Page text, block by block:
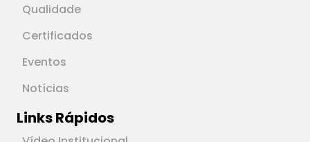
Qualidade
Certificados
Eventos
Notícias
Links Rápidos